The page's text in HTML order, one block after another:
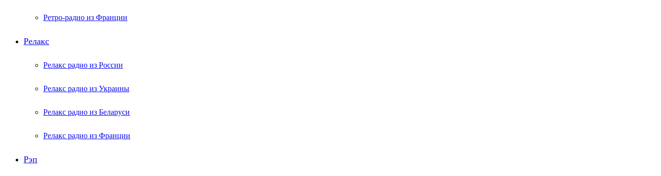
Ретро-радио из Франции
Релакс
Релакс радио из России
Релакс радио из Украины
Релакс радио из Беларуси
Релакс радио из Франции
Рэп